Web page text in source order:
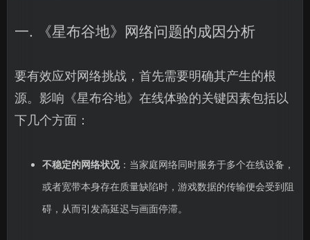
一. 《星布谷地》网络问题的成因分析
要有效应对网络挑战，首先需要明确其产生的根
源。影响《星布谷地》在线体验的关键因素包括以
下几个方面：
不稳定的网络状况：当家庭网络同时服务于多个在线设备，
或者宽带本身存在质量缺陷时，游戏数据的传输便会受到阻
碍，从而引发高延迟与画面停滞。